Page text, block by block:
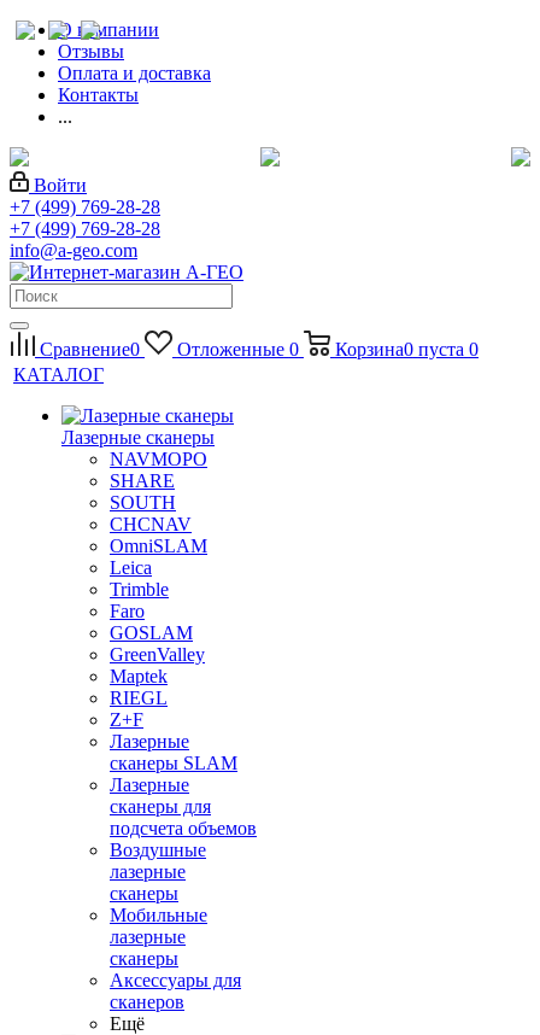
О компании
Отзывы
Оплата и доставка
Контакты
...
Войти
+7 (499) 769-28-28
+7 (499) 769-28-28
info@a-geo.com
Сравнение0 Отложенные 0 Корзина0 пуста 0
КАТАЛОГ
Лазерные сканеры
NAVMOPO
SHARE
SOUTH
CHCNAV
OmniSLAM
Leica
Trimble
Faro
GOSLAM
GreenValley
Maptek
RIEGL
Z+F
Лазерные
сканеры SLAM
Лазерные
сканеры для
подсчета объемов
Воздушные
лазерные
сканеры
Мобильные
лазерные
сканеры
Аксессуары для
сканеров
Ещё